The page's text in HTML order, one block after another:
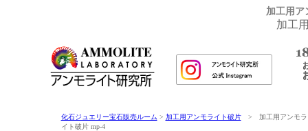
加工用ア
加工
化石ジュエリー宝石販売ルーム > 加工用アンモライト破片> 加工用アンモラ
イト破片 mp-4